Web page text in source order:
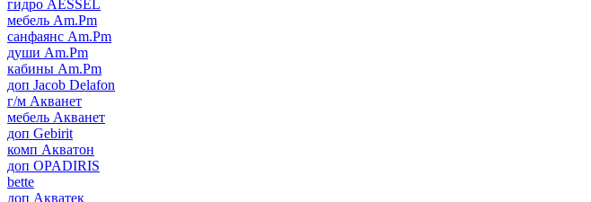
гидро AESSEL
мебель Am.Pm
санфаянс Am.Pm
души Am.Pm
кабины Am.Pm
доп Jacob Delafon
г/м Акванет
мебель Акванет
доп Gebirit
комп Акватон
доп OPADIRIS
bette
доп Акватек